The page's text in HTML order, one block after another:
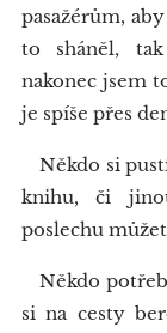
pasažérům,
to sháněl,
nakonec jsem
je spíše přes
Někdo si
knihu, či
poslechu
Někdo
si na cesty